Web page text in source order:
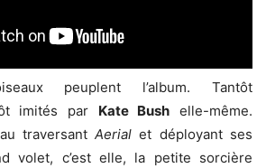
peuplent l’album. Tantôt
imités par Kate Bush elle-même.
traversantAerial et déployant ses
volet, c’est elle, la petite sorcière